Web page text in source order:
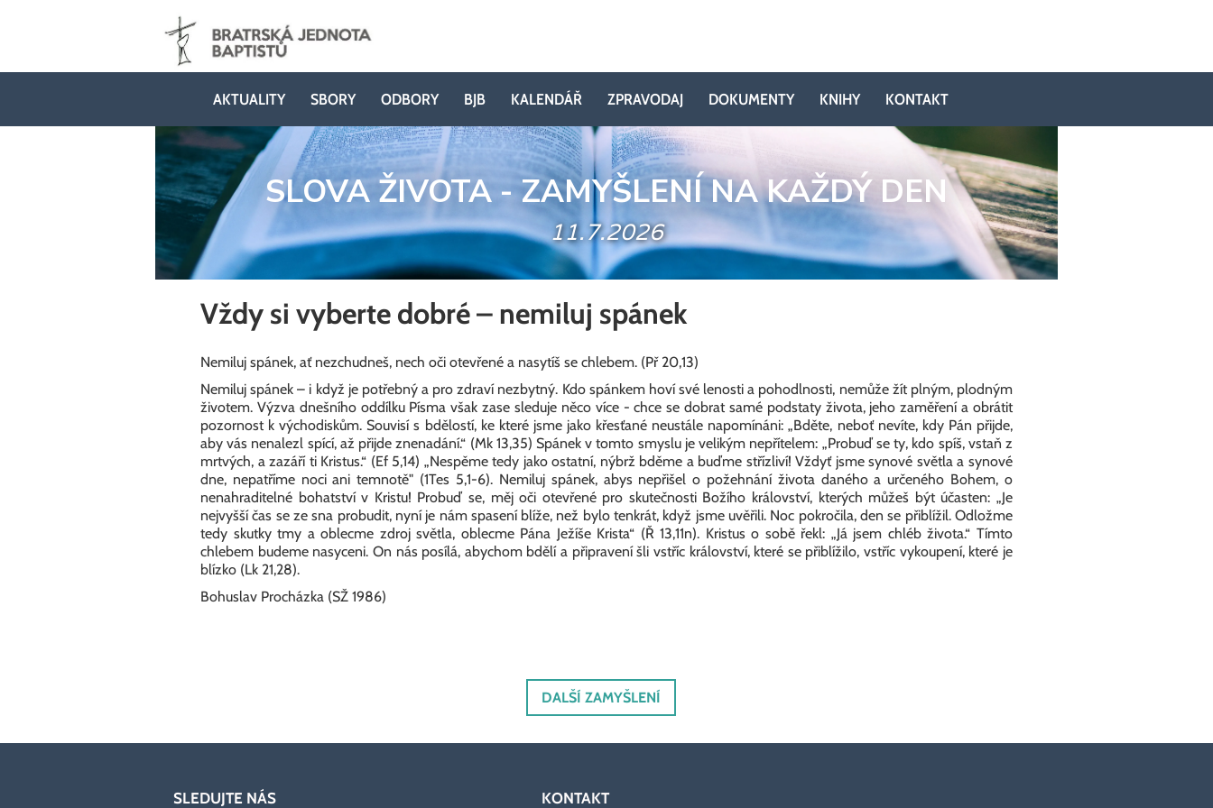
AKTUALITY SBORY ODBORY BJB KALENDÁŘ ZPRAVODAJ DOKUMENTY KNIHY KONTAKT
SLOVA ŽIVOTA - ZAMYŠLENÍ NA KAŽDÝ DEN
11.7.2026
Vždy si vyberte dobré – nemiluj spánek
Nemiluj spánek, ať nezchudneš, nech oči otevřené a nasytíš se chlebem. (Př 20,13)
Nemiluj spánek – i když je potřebný a pro zdraví nezbytný. Kdo spánkem hoví své lenosti a pohodlnosti, nemůže žít plným, plodným
životem. Výzva dnešního oddílku Písma však zase sleduje něco více - chce se dobrat samé podstaty života, jeho zaměření a obrátit
pozornost k východiskům. Souvisí s bdělostí, ke které jsme jako křesťané neustále napomínáni: „Bděte, neboť nevíte, kdy Pán přijde,
aby vás nenalezl spící, až přijde znenadání.“ (Mk 13,35) Spánek v tomto smyslu je velikým nepřítelem: „Probuď se ty, kdo spíš, vstaň z
mrtvých, a zazáří ti Kristus.“ (Ef 5,14) „Nespěme tedy jako ostatní, nýbrž bděme a buďme střízliví! Vždyť jsme synové světla a synové
dne, nepatříme noci ani temnotě" (1Tes 5,1-6). Nemiluj spánek, abys nepřišel o požehnání života daného a určeného Bohem, o
nenahraditelné bohatství v Kristu! Probuď se, měj oči otevřené pro skutečnosti Božího království, kterých můžeš být účasten: „Je
nejvyšší čas se ze sna probudit, nyní je nám spasení blíže, než bylo tenkrát, když jsme uvěřili. Noc pokročila, den se přiblížil. Odložme
tedy skutky tmy a oblecme zdroj světla, oblecme Pána Ježíše Krista“ (Ř 13,11n). Kristus o sobě řekl: „Já jsem chléb života.“ Tímto
chlebem budeme nasyceni. On nás posílá, abychom bdělí a připravení šli vstříc království, které se přiblížilo, vstříc vykoupení, které je
blízko (Lk 21,28).
Bohuslav Procházka (SŽ 1986)
DALŠÍ ZAMYŠLENÍ
SLEDUJTE NÁS KONTAKT